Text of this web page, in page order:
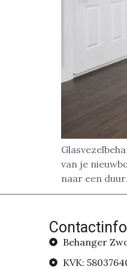
van je
naar een
Behanger
KVK: